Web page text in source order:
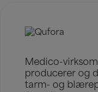
Medico-
producerer og
tarm- og